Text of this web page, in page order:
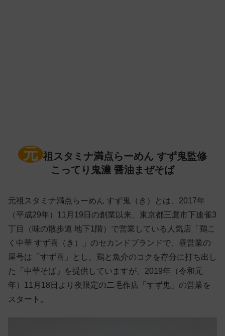
元 祖スタミナ満点らーめん すず鬼監修
こってり鬼濃 醤油まぜそば
元祖スタミナ満点らーめん すず鬼（き）とは、2017年
（平成29年）11月19日の創業以来、東京都三鷹市下連雀3
丁目（味の散歩道 地下1階）で営業している人気店「鶏こ
く中華 すず喜（き）」のセカンドブランドで、昼営業の
屋号は「すず喜」とし、鶏と魚介のコクを存分に打ち出し
た「中華そば」を提供していますが、2019年（令和元
年）11月18日より夜限定の二毛作店「すず鬼」の営業を
スタート。